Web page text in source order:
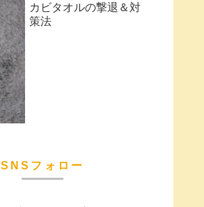
カビタオルの撃退＆対
策法
SNSフォロー